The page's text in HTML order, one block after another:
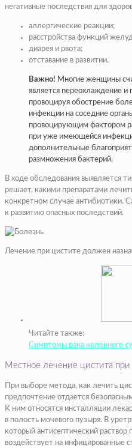
негативные последствия для
аллергические реакции;
расстройства функций
диарея и рвота;
отставание в развитии.
Важно! Многие женщины
является переохлаждение и
провоцируя обострение
инфекции на соседние
провоцирующим фактором
при уже имеющейся
дополнительные
размножения бактерий.
В ходе обследования выявляется
решает, какими препаратами
конкретном случае антибиотики.
к развитию опасных последствий.
Лечение при цистите должен
Читайте также:
Симптомы рака коленного
Местное лечение цистита
При выборе метода, как лечить
предпочтение отдается
К ним относятся инсталляции
в полость мочевого пузыря. В
который антисептический раствор
воздействует на инфицированные